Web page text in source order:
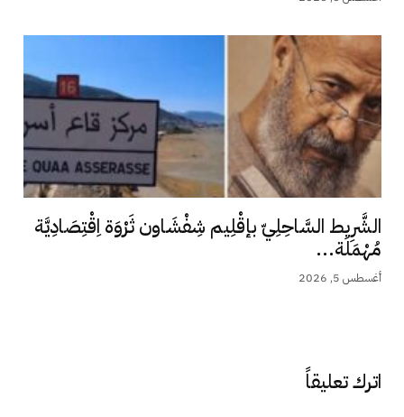
الشَّرِيط السَّاحِلِيّ بإقْلِيم شِفْشَاون ثَرْوَة اِقْتِصَادِيَّة
مُهْمَلَة...
أغسطس 5, 2026
اترك تعليقاً